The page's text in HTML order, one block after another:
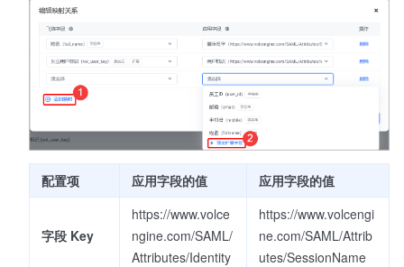
配置项 应用字段的值 应用字段的值
字段 Key
https://www.volce
ngine.com/SAML/
Attributes/Identity
https://www.volcengi
ne.com/SAML/Attrib
utes/SessionName